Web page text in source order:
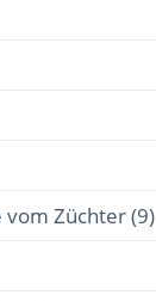
vom Züchter (9)